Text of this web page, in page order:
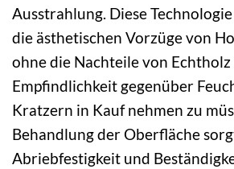
Ausstrahlung. Diese
die ästhetischen Vorzüge von
ohne die Nachteile von
Empfindlichkeit gegenüber
Kratzern in Kauf nehmen zu
Behandlung der Oberfläche
Abriebfestigkeit und